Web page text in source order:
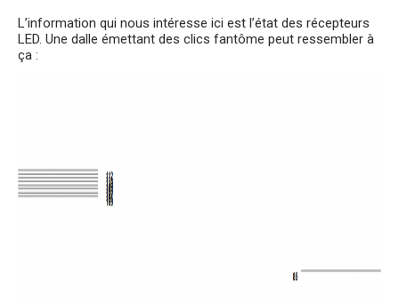
L’information qui nous intéresse ici est l’état des récepteurs
LED. Une dalle émettant des clics fantôme peut ressembler à
ça :